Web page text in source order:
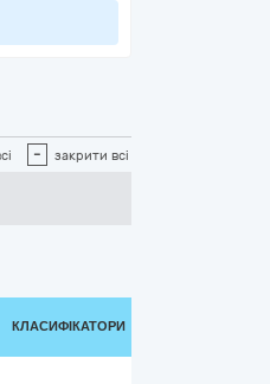
- закрити всі
КЛАСИФІКАТОРИ